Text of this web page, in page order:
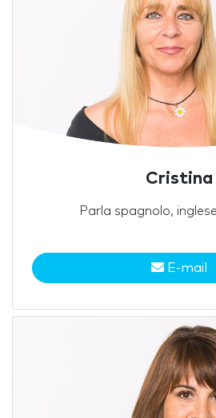
Cristina
Parla spagnolo,
E-mail